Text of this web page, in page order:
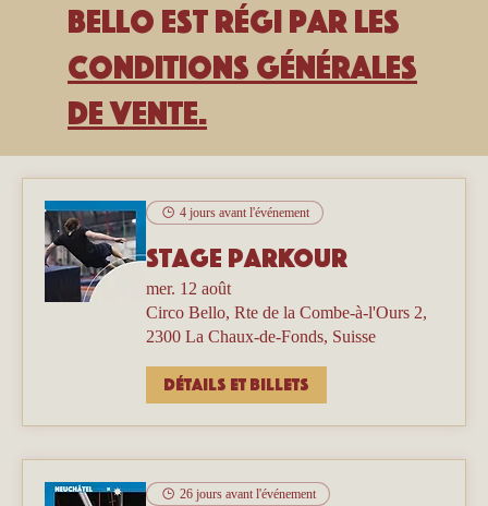
Bello est régi par les
Conditions générales
de vente.
4 jours avant l'événement
Stage parkour
mer. 12 août
Circo Bello, Rte de la Combe-à-l'Ours 2,
2300 La Chaux-de-Fonds, Suisse
Détails et billets
26 jours avant l'événement